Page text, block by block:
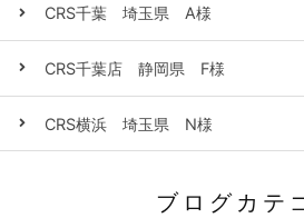
CRS千葉 埼玉県 A様
CRS千葉店 静岡県 F様
CRS横浜 埼玉県 N様
ブログカテ